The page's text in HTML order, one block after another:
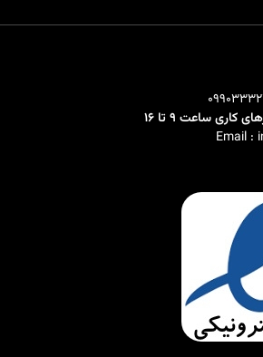
مشتریان و سفارش‌ها.
ساعت 9 تا 16
Email :